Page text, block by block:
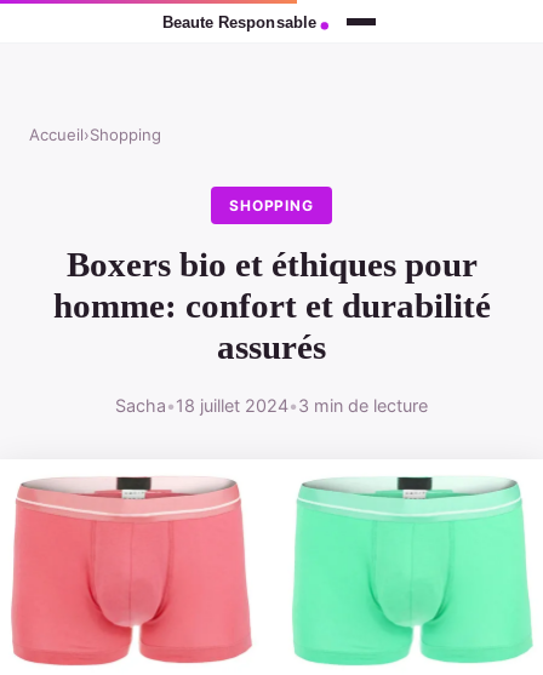
Accueil›Shopping
SHOPPING
Boxers bio et éthiques pour
homme: confort et durabilité
assurés
Sacha•18 juillet 2024•3 min de lecture